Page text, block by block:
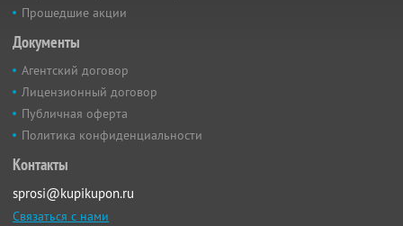
Прошедшие акции
Документы
Агентский договор
Лицензионный договор
Публичная оферта
Политика конфиденциальности
Контакты
sprosi@kupikupon.ru
Связаться с нами